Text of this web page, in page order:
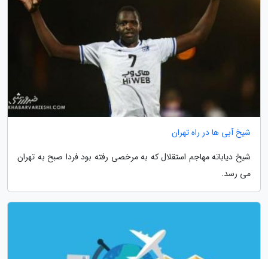
شیخ آبی ها در راه تهران
شیخ دیاباته مهاجم استقلال که به مرخصی رفته بود فردا صبح به تهران
می رسد.